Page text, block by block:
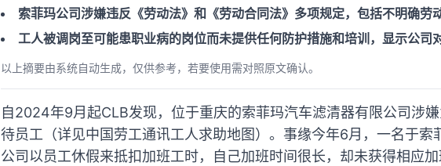
索菲玛公司涉嫌违反《劳动法》和《劳动合同法》多项规定，包括不明确劳
工人被调岗至可能患职业病的岗位而未提供任何防护措施和培训，显示公司
以上摘要由系统自动生成，仅供参考，若要使用需对照原文确认。
自2024年9月起CLB发现，位于重庆的索菲玛汽车滤清器有限公司涉
待员工（详见中国劳工通讯工人求助地图）。事缘今年6月，一名于索
公司以员工休假来抵扣加班工时，自己加班时间很长，却未获得相应